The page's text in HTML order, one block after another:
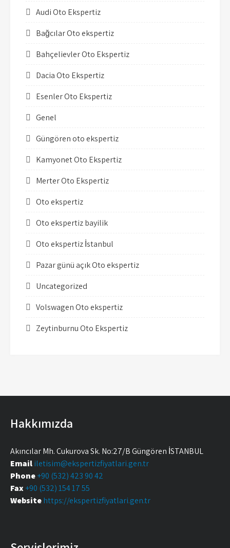
Audi Oto Ekspertiz
Bağcılar Oto ekspertiz
Bahçelievler Oto Ekspertiz
Dacia Oto Ekspertiz
Esenler Oto Ekspertiz
Genel
Güngören oto ekspertiz
Kamyonet Oto Ekspertiz
Merter Oto Ekspertiz
Oto ekspertiz
Oto ekspertiz bayilik
Oto ekspertiz İstanbul
Pazar günü açık Oto ekspertiz
Uncategorized
Volswagen Oto ekspertiz
Zeytinburnu Oto Ekspertiz
Hakkımızda
Akıncılar Mh. Çukurova Sk. No:27/B Güngören İSTANBUL
Emaililetisim@ekspertizfiyatlari.gen.tr
Phone+90 (532) 423 90 42
Fax+90 (532) 154 17 55
Websitehttps://ekspertizfiyatlari.gen.tr